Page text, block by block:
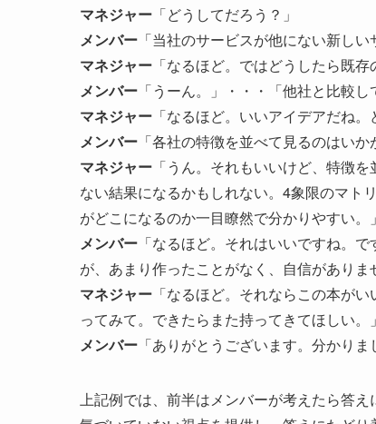
マネジャー 「どうしてだろう？」
メンバー 「当社のサービスが他にない新し
マネジャー 「なるほど。ではどうしたら既
メンバー 「うーん。」・・・「他社と比較
マネジャー 「なるほど。いいアイデアだね
メンバー 「各社の特徴を並べて見るのはいか
マネジャー 「うん。それもいいけど、特徴
ない結果になるかもしれない。4象限のマト
がどこになるのか一目瞭然で分かりやすい。」
メンバー 「なるほど。それはいいですね。
が、あまり作ったことがなく、自信がありま
マネジャー 「なるほど。それならこの本が
ってみて。できたらまた持ってきてほしい。」
メンバー 「ありがとうございます。分かり
上記例では、前半はメンバーが考えたら答